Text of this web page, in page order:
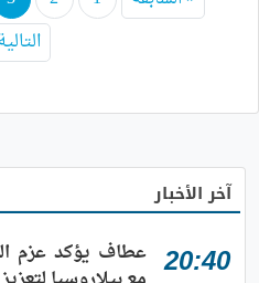
آخر الأخبار
20:40 عطاف يؤكد عزم